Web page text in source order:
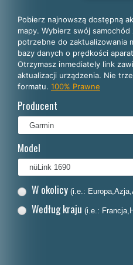
Polski
English
Español
Deutsch
Italiano
Dansk
Pobierz najnowszą dostępną
mapy. Wybierz swój
potrzebne do zaktualizowania
bazy danych o prędkości
Otrzymasz inmediately link
aktualizacji urządzenia. Nie
formatu. 100% Prawne
Producent
Model
W okolicy (i.e.:
Według kraju (i.e.: